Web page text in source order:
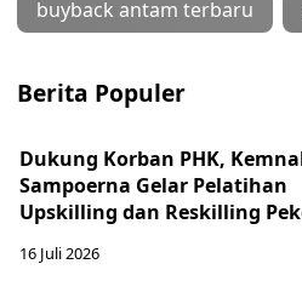
buyback antam terbaru
Berita Populer
Dukung Korban PHK,
Sampoerna Gelar Pelatihan
Upskilling dan Reskilling
16 Juli 2026